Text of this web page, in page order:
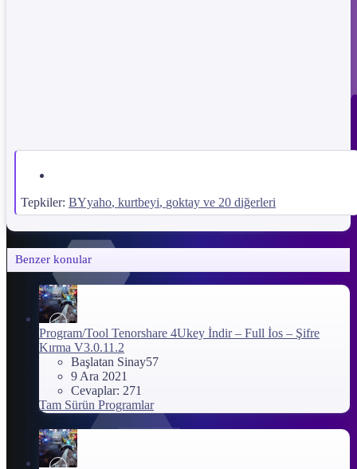
Tepkiler: BYyaho, kurtbeyi, goktay ve 20 diğerleri
Benzer konular
Program/Tool Tenorshare 4Ukey İndir – Full İos – Şifre
Kırma V3.0.11.2
Başlatan Sinay57
9 Ara 2021
Cevaplar: 271
Tam Sürün Programlar